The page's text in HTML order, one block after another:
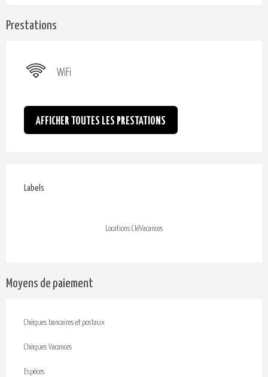
Prestations
WiFi
AFFICHER TOUTES LES PRESTATIONS
Offres de prestations
Labels
Labels
Locations CléVacances
Moyens de paiement
Chèques bancaires et postaux
Chèques Vacances
Espèces